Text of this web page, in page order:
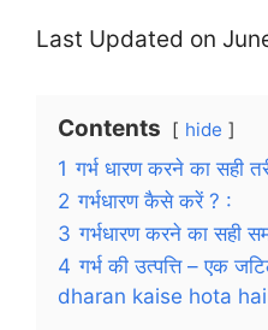
Last Updated on
Contents hide
1 गर्भ धारण करने का सही
2 गर्भधारण कैसे करें ? :
3 गर्भधारण करने का सही
4 गर्भ की उत्पत्ति – एक
dharan kaise hota